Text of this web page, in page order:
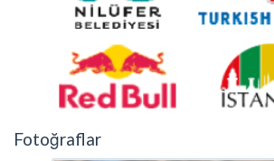
Fotoğraflar